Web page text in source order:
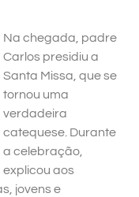
Na chegada, padre
Carlos presidiu a
Santa Missa, que se
tornou uma
verdadeira
catequese. Durante
a celebração,
explicou aos
jovens e